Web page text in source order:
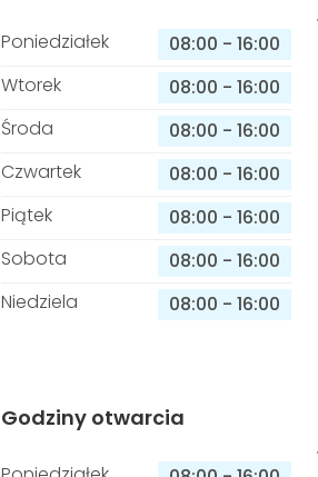
Poniedziałek 08:00 - 16:00
Wtorek
08:00 - 16:00
Środa
08:00 - 16:00
Czwartek
08:00 - 16:00
Piątek
08:00 - 16:00
Sobota
08:00 - 16:00
Niedziela
08:00 - 16:00
Godziny otwarcia